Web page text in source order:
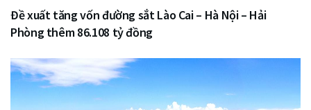
Đề xuất tăng vốn đường sắt Lào Cai – Hà Nội – Hải
Phòng thêm 86.108 tỷ đồng